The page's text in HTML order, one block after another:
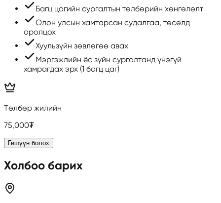
Багц цагийн сургалтын төлбөрийн хөнгөлөлт
Олон улсын хамтарсан судалгаа, төсөлд
оролцох
Хуульзүйн зөвлөгөө авах
Мэргэжлийн ёс зүйн сургалтанд үнэгүй
хамрагдах эрх (1 багц цаг)
Төлбөр жилийн
75,000₮
Гишүүн болох
Холбоо барих